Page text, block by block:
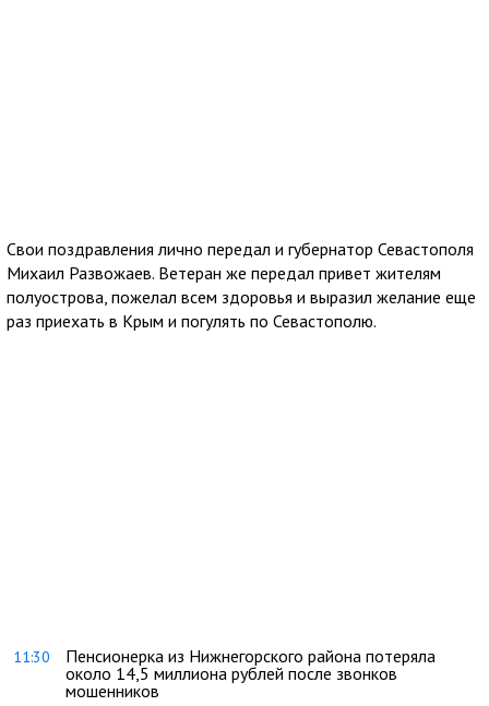
Свои поздравления лично передал и губернатор Севастополя
Михаил Развожаев. Ветеран же передал привет жителям
полуострова, пожелал всем здоровья и выразил желание еще
раз приехать в Крым и погулять по Севастополю.
11:30
Пенсионерка из Нижнегорского района потеряла
около 14,5 миллиона рублей после звонков
мошенников